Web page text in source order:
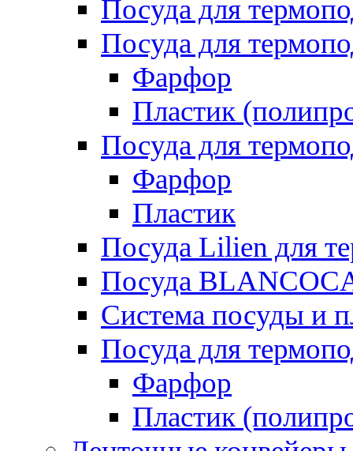
Посуда для
Посуда для
Фарфор
Пластик
Посуда для
Фарфор
Пластик
Посуда Lilien для
Посуда
Система посуды и
Посуда для
Фарфор
Пластик